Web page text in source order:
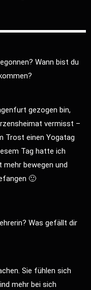
Wann bist du
gezogen bin,
vermisst –
Trost einen Yogatag
Tag hatte ich
mehr bewegen und
🙂
Was gefällt dir
Sie fühlen sich
mehr bei sich